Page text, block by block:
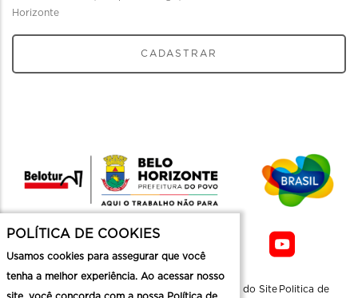
Horizonte
CADASTRAR
Mapa do Site Politica de
POLÍTICA DE COOKIES
Usamos cookies para assegurar que você
tenha a melhor experiência. Ao acessar nosso